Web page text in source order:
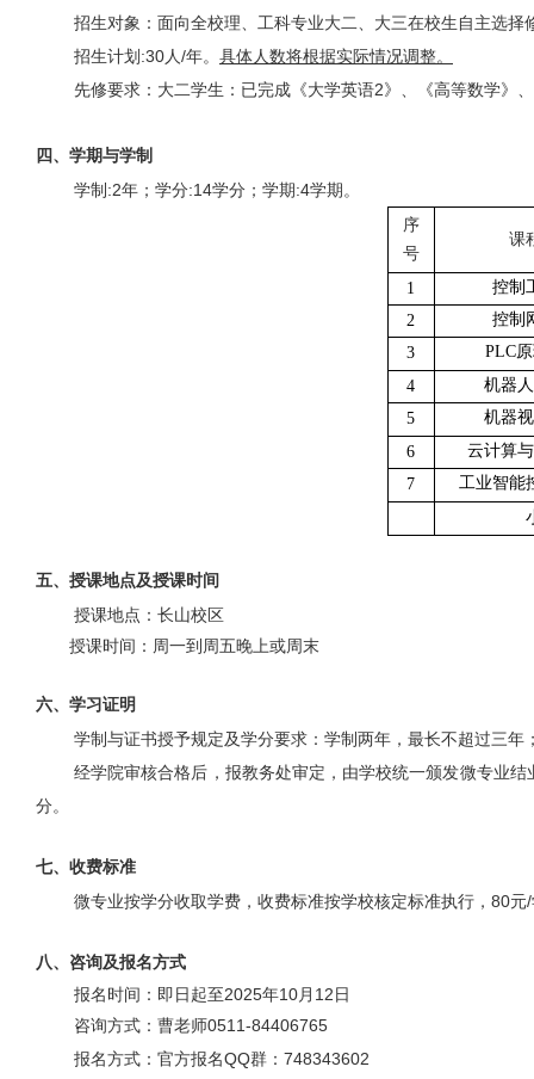
招生对象：面向全校理、工科专业大二、大三在校生自主选择
招生计划 :30人/年。 具体人数将根据实际情况调整。
先修要求：大二学生：已完成《大学英语2》、《高等数学》
四、学期与学制
学制 :2年；学分:14学分；学期:4学期。
序
号
课
1
控制
2
控制
3
PLC
4
机器
5
机器
6
云计算
7
工业智能
五、授课地点及授课时间
授课地点：长山校区
授课时间：周一到周五晚上或周末
六、学习证明
学制与证书授予规定及学分要求：学制两年，最长不超过三
经学院审核合格后，报教务处审定，由学校统一颁发微专业
分。
七、收费标准
微专业按学分收取学费，收费标准按学校核定标准执行， 80元/
八、咨询及报名方式
报名时间：即日起至2025年10月 12日
咨询方式：曹老师0511-84406765
报名方式： 官方报名QQ群： 748343602